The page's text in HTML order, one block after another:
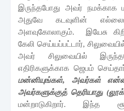
இருந்தபோது அவர் நமக்காக
அதுவே
கடவுளின்
அளவுகோலாகும். இயேசு
கேலி செய்யப்பட்டார்,
அவர்
சிலுவையில்
எதிரிகளுக்காக ஜெபம்
மன்னியுங்கள், அவர்கள்
அவர்களுக்குத் தெரியாது(
மன்றாடுகிறார். இந்த